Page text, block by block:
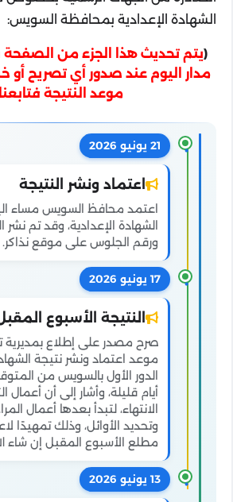
الشهادة الإعدادية بمحافظة السويس:
(يتم تحديث هذا الجزء من
مدار اليوم عند صدور أي تصريح
موعد النتيجة
21 يونيو 2026
اعتماد ونشر النتيجة
اعتمد محافظ السويس مساء
الشهادة الإعدادية، وقد تم نشر
ورقم الجلوس على موقع نذاكر.
17 يونيو 2026
النتيجة الأسبوع
صرح مصدر على إطلاع بمديرية
الدور الأول بالسويس من
أيام قليلة، وأشار إلى أن
الانتهاء، لتبدأ بعدها أعمال
وتحديد الأوائل، وذلك تمهيدًا
مطلع الأسبوع المقبل إن شاء
13 يونيو 2026